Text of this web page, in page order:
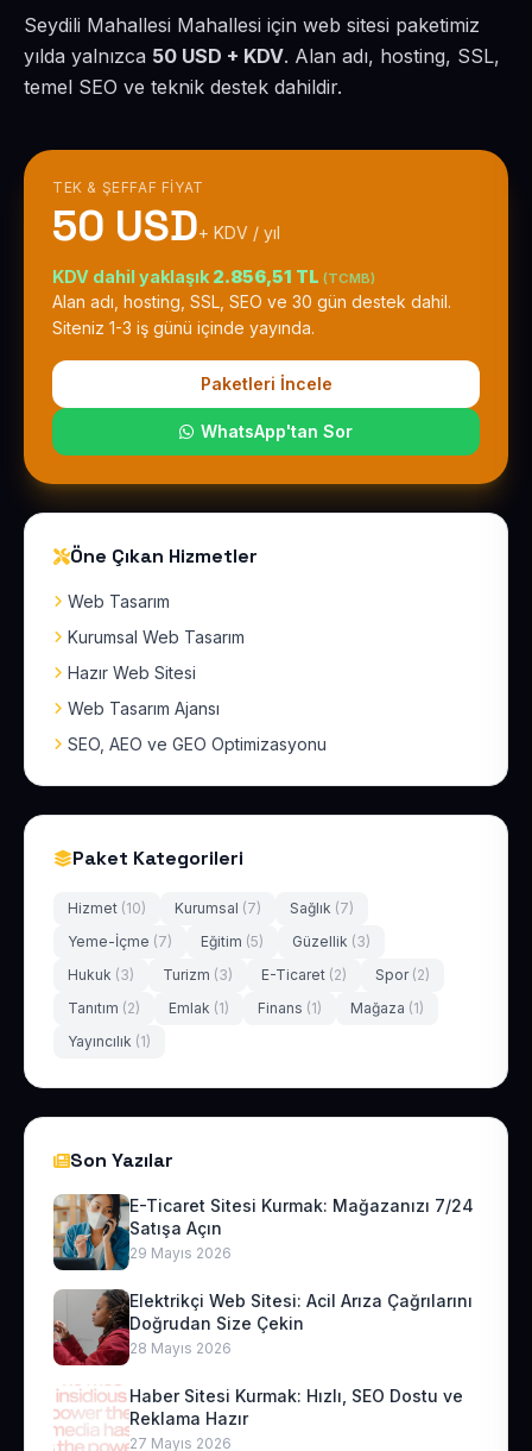
Seydili Mahallesi Mahallesi için web sitesi paketimiz
yılda yalnızca 50 USD + KDV. Alan adı, hosting, SSL,
temel SEO ve teknik destek dahildir.
TEK & ŞEFFAF FIYAT
50 USD+ KDV / yıl
KDV dahil yaklaşık 2.856,51 TL (TCMB)
Alan adı, hosting, SSL, SEO ve 30 gün destek dahil.
Siteniz 1-3 iş günü içinde yayında.
Paketleri İncele
WhatsApp'tan Sor
Öne Çıkan Hizmetler
Web Tasarım
Kurumsal Web Tasarım
Hazır Web Sitesi
Web Tasarım Ajansı
SEO, AEO ve GEO Optimizasyonu
Paket Kategorileri
Hizmet (10) Kurumsal (7) Sağlık (7)
Yeme-İçme (7) Eğitim (5) Güzellik (3)
Hukuk (3) Turizm (3) E-Ticaret (2) Spor (2)
Tanıtım (2) Emlak (1) Finans (1) Mağaza (1)
Yayıncılık (1)
Son Yazılar
E-Ticaret Sitesi Kurmak: Mağazanızı 7/24
Satışa Açın
29 Mayıs 2026
Elektrikçi Web Sitesi: Acil Arıza Çağrılarını
Doğrudan Size Çekin
28 Mayıs 2026
Haber Sitesi Kurmak: Hızlı, SEO Dostu ve
Reklama Hazır
27 Mayıs 2026